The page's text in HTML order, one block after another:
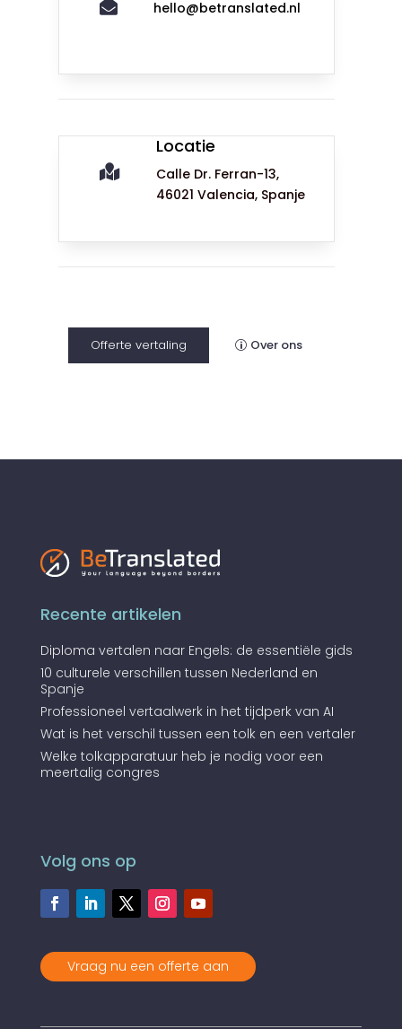
 hello@betranslated.nl

Locatie
Calle Dr. Ferran-13,
46021 Valencia, Spanje
Offerte vertaling Over ons
Recente artikelen
Diploma vertalen naar Engels: de essentiële gids
10 culturele verschillen tussen Nederland en
Spanje
Professioneel vertaalwerk in het tijdperk van AI
Wat is het verschil tussen een tolk en een vertaler
Welke tolkapparatuur heb je nodig voor een
meertalig congres
Volg ons op
Vraag nu een offerte aan